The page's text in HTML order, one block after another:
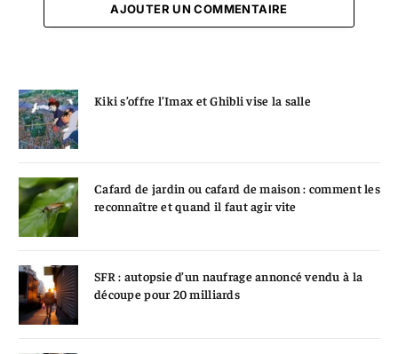
AJOUTER UN COMMENTAIRE
Kiki s’offre l’Imax et Ghibli vise la salle
Cafard de jardin ou cafard de maison : comment les
reconnaître et quand il faut agir vite
SFR : autopsie d’un naufrage annoncé vendu à la
découpe pour 20 milliards